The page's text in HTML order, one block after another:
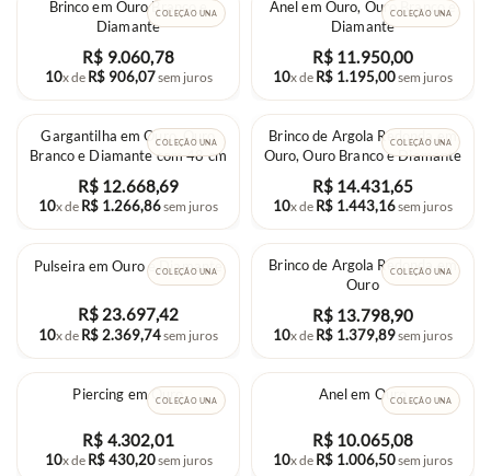
COLEÇÃO UNA
Brinco em Ouro Branco e
Diamante
R$ 9.060,78
10x de R$ 906,07sem juros
COLEÇÃO UNA
Anel em Ouro, Ouro Branco e
Diamante
R$ 11.950,00
10x de R$ 1.195,00sem juros
COLEÇÃO UNA
Gargantilha em Ouro, Ouro
Branco e Diamante com 48 cm
R$ 12.668,69
10x de R$ 1.266,86sem juros
COLEÇÃO UNA
Brinco de Argola Redonda em
Ouro, Ouro Branco e Diamante
R$ 14.431,65
10x de R$ 1.443,16sem juros
COLEÇÃO UNA
Pulseira em Ouro e Diamante
R$ 23.697,42
10x de R$ 2.369,74sem juros
COLEÇÃO UNA
Brinco de Argola Redonda em
Ouro
R$ 13.798,90
10x de R$ 1.379,89sem juros
COLEÇÃO UNA
Piercing em Ouro
R$ 4.302,01
10x de R$ 430,20sem juros
COLEÇÃO UNA
Anel em Ouro
R$ 10.065,08
10x de R$ 1.006,50sem juros